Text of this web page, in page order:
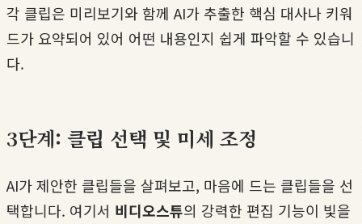
각 클립은 미리보기와 함께 AI가 추출한 핵심 대사나 키워
드가 요약되어 있어 어떤 내용인지 쉽게 파악할 수 있습니
다.
3단계: 클립 선택 및 미세 조정
AI가 제안한 클립들을 살펴보고, 마음에 드는 클립들을 선
택합니다. 여기서 비디오스튜의 강력한 편집 기능이 빛을